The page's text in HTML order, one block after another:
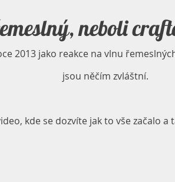
neboli
2013 jako reakce na vlnu
jsou něčím zvláštní.
kde se dozvíte jak to vše začalo